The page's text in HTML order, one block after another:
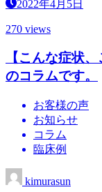
2022年4月5日
270 views
【こんな症状
のコラムです。
お客様の声
お知らせ
コラム
臨床例
kimurasun